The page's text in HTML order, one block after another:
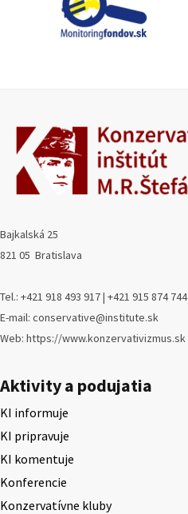
Bajkalská 25
821 05 Bratislava
Tel.: +421 918 493 917 | +421 915 874 744
E-mail: conservative@institute.sk
Web: https://www.konzervativizmus.sk
Aktivity a podujatia
KI informuje
KI pripravuje
KI komentuje
Konferencie
Konzervatívne kluby